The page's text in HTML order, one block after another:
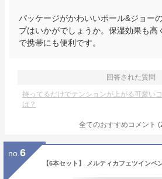
パッケージがかわいいポール&ジョー
プはいかがでしょうか。保湿効果も高
で携帯にも便利です。
回答された質問
持ってるだけでテンションが上がる可愛い
は？
全てのおすすめコメント (
no. 6